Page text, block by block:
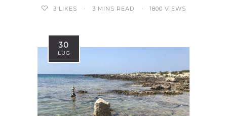
3 LIKES 3 MINS READ 1800 VIEWS
30
LUG